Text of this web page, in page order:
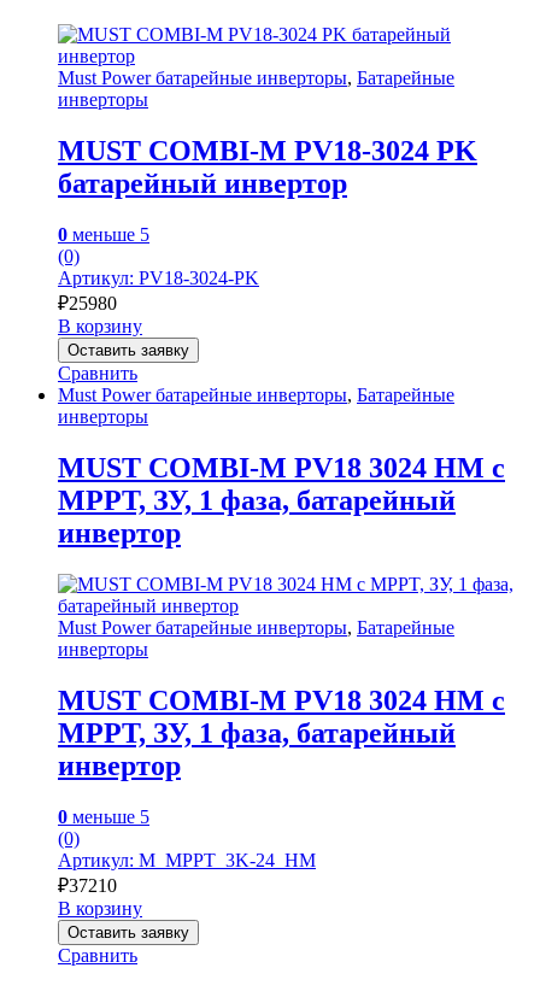
Must Power батарейные инверторы, Батарейные
инверторы
MUST COMBI-M PV18-3024 PK
батарейный инвертор
0 меньше 5
(0)
Артикул: PV18-3024-PK
₽25980
В корзину
Оставить заявку
Сравнить
Must Power батарейные инверторы, Батарейные
инверторы
MUST COMBI-M PV18 3024 HM с
MPPT, ЗУ, 1 фаза, батарейный
инвертор
Must Power батарейные инверторы, Батарейные
инверторы
MUST COMBI-M PV18 3024 HM с
MPPT, ЗУ, 1 фаза, батарейный
инвертор
0 меньше 5
(0)
Артикул: M_MPPT_3K-24_HM
₽37210
В корзину
Оставить заявку
Сравнить